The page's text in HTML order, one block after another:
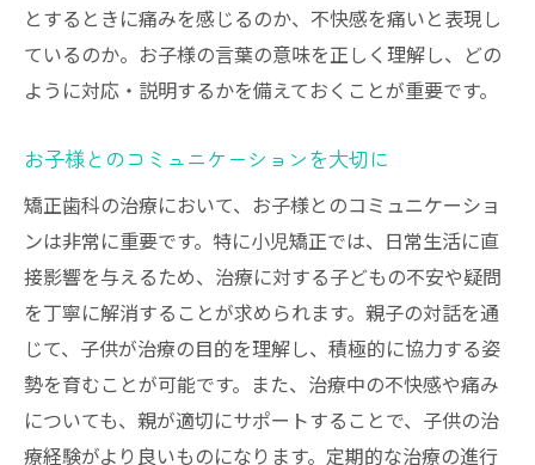
とするときに痛みを感じるのか、不快感を痛いと表現し
ているのか。お子様の言葉の意味を正しく理解し、どの
ように対応・説明するかを備えておくことが重要です。
お子様とのコミュニケーションを大切に
矯正歯科の治療において、お子様とのコミュニケーショ
ンは非常に重要です。特に小児矯正では、日常生活に直
接影響を与えるため、治療に対する子どもの不安や疑問
を丁寧に解消することが求められます。親子の対話を通
じて、子供が治療の目的を理解し、積極的に協力する姿
勢を育むことが可能です。また、治療中の不快感や痛み
についても、親が適切にサポートすることで、子供の治
療経験がより良いものになります。定期的な治療の進行